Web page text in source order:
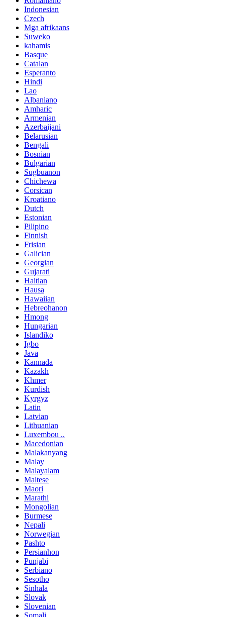
Indonesian
Czech
Mga afrikaans
Suweko
kahamis
Basque
Catalan
Esperanto
Hindi
Lao
Albaniano
Amharic
Armenian
Azerbaijani
Belarusian
Bengali
Bosnian
Bulgarian
Sugbuanon
Chichewa
Corsican
Kroatiano
Dutch
Estonian
Pilipino
Finnish
Frisian
Galician
Georgian
Gujarati
Haitian
Hausa
Hawaiian
Hebreohanon
Hmong
Hungarian
Islandiko
Igbo
Java
Kannada
Kazakh
Khmer
Kurdish
Kyrgyz
Latin
Latvian
Lithuanian
Luxembou ..
Macedonian
Malakanyang
Malay
Malayalam
Maltese
Maori
Marathi
Mongolian
Burmese
Nepali
Norwegian
Pashto
Persianhon
Punjabi
Serbiano
Sesotho
Sinhala
Slovak
Slovenian
Somali